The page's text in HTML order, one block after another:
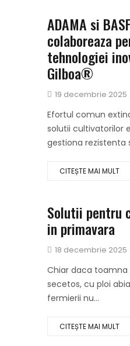
ADAMA si
colaboreaza
tehnologiei
Gilboa®
Publicat
19 decembrie 2025
Efortul comun
solutii cultivatorilor
gestiona rezistenta
CITEȘTE MAI MULT
Solutii pentru
in primavara
Publicat
pe
18 decembrie 2025
Chiar daca
secetos, cu ploi
fermierii nu...
CITEȘTE MAI MULT